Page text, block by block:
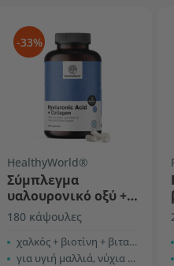
-33%
HealthyWorld®
Σύμπλεγμα
υαλουρονικό οξύ +
κολλαγόνο
180 κάψουλες
χαλκός + βιοτίνη + βιταμίνη C
για υγιή μαλλιά, νύχια και επιδερμίδα